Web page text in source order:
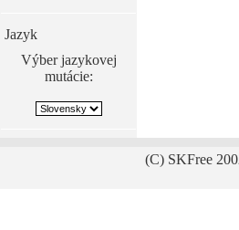
Jazyk
Výber jazykovej
mutácie:
(C) SKFree